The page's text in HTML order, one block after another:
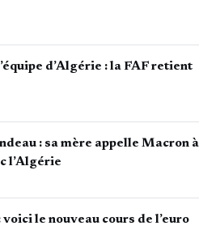
d’Algérie : la FAF retient
: sa mère appelle Macron à
l’Algérie
le nouveau cours de l’euro